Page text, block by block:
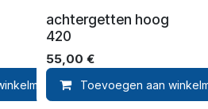
Toevoegen aan
achtergetten hoog
420
55,00 €
Toevoegen aan